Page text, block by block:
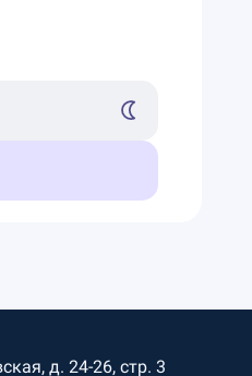
д. 24-26, стр. 3